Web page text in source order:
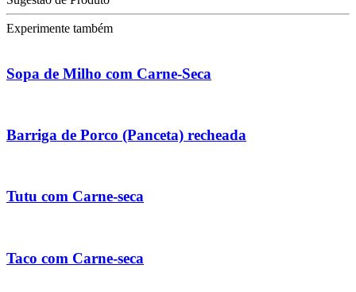
Experimente também
Sopa de Milho com Carne-Seca
Barriga de Porco (Panceta) recheada
Tutu com Carne-seca
Taco com Carne-seca